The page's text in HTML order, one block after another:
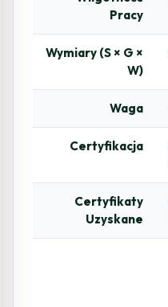
Pracy
Wymiary (S × G ×
W)
Waga
Certyfikacja
Certyfikaty
Uzyskane